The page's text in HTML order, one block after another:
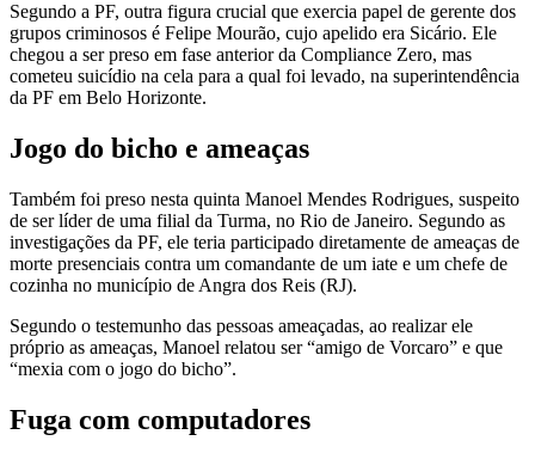
Segundo a PF, outra figura crucial que exercia papel de gerente dos
grupos criminosos é Felipe Mourão, cujo apelido era Sicário. Ele
chegou a ser preso em fase anterior da Compliance Zero, mas
cometeu suicídio na cela para a qual foi levado, na superintendência
da PF em Belo Horizonte.
Jogo do bicho e ameaças
Também foi preso nesta quinta Manoel Mendes Rodrigues, suspeito
de ser líder de uma filial da Turma, no Rio de Janeiro. Segundo as
investigações da PF, ele teria participado diretamente de ameaças de
morte presenciais contra um comandante de um iate e um chefe de
cozinha no município de Angra dos Reis (RJ).
Segundo o testemunho das pessoas ameaçadas, ao realizar ele
próprio as ameaças, Manoel relatou ser “amigo de Vorcaro” e que
“mexia com o jogo do bicho”.
Fuga com computadores